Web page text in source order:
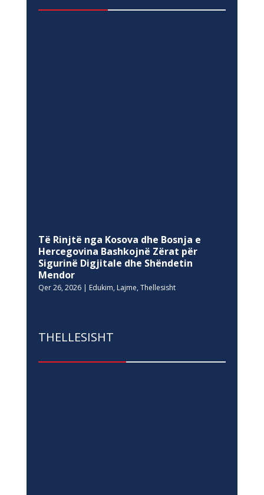
Të Rinjtë nga Kosova dhe Bosnja e
Hercegovina Bashkojnë Zërat për
Sigurinë Digjitale dhe Shëndetin
Mendor
Qer 26, 2026| Edukim, Lajme, Thellesisht
THELLESISHT